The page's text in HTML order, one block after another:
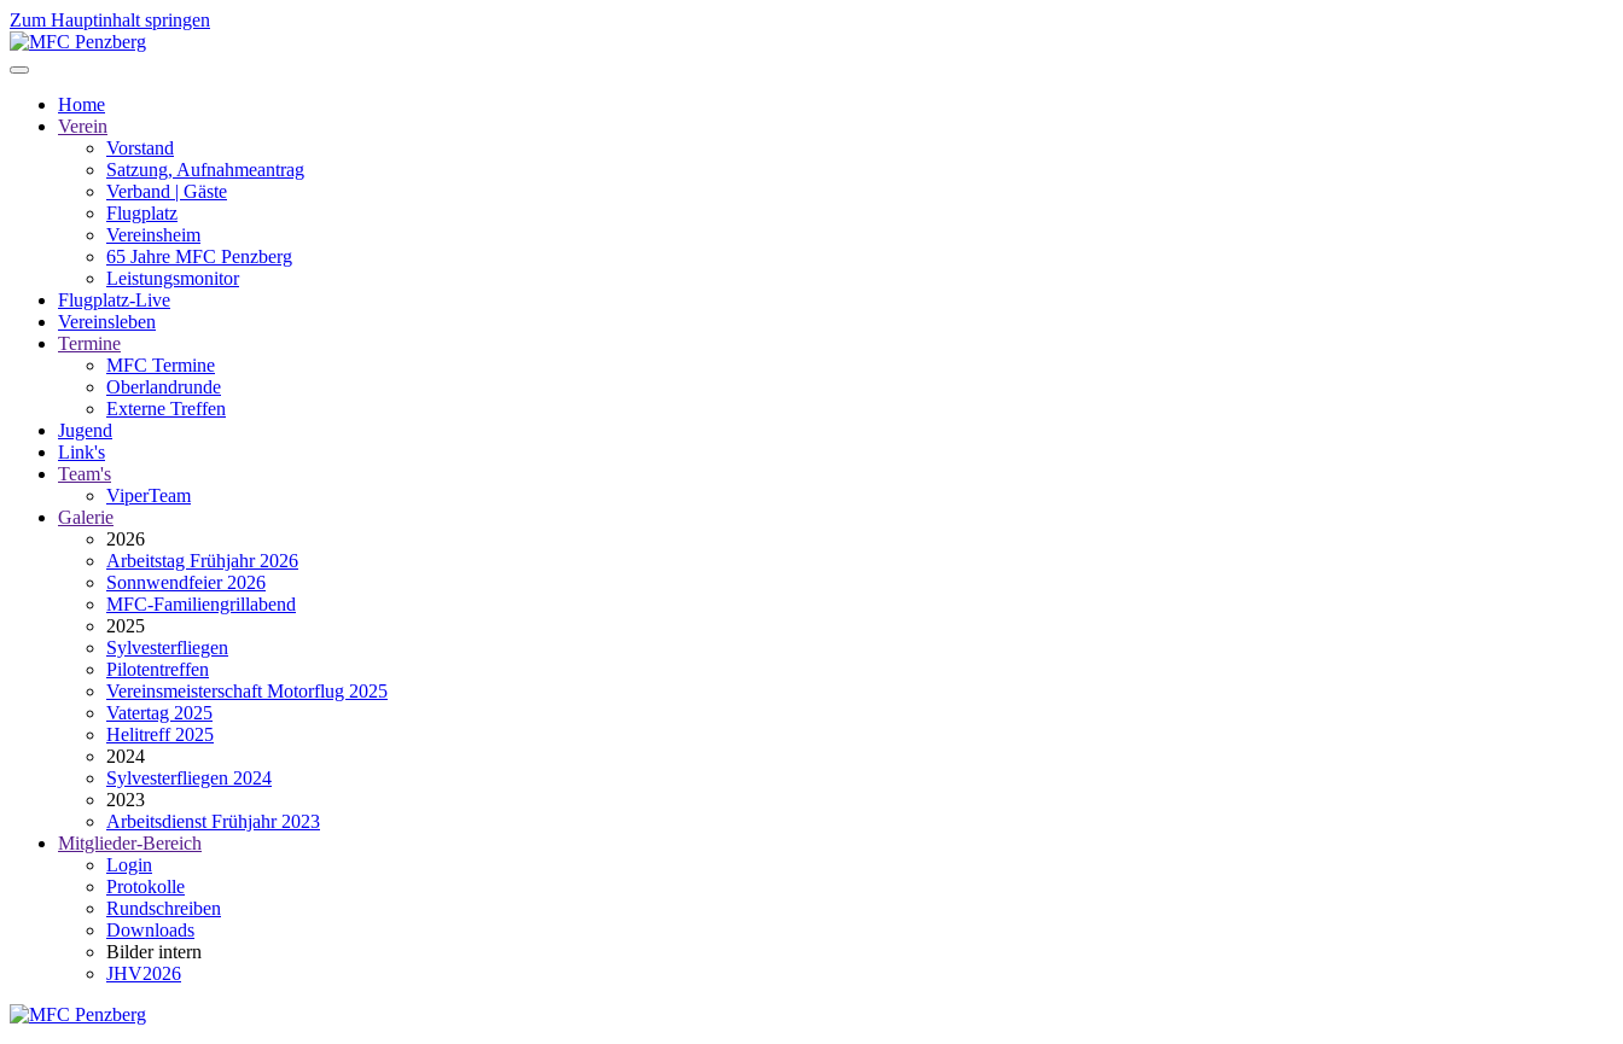
Zum Hauptinhalt springen
Home
Verein
Vorstand
Satzung, Aufnahmeantrag
Verband | Gäste
Flugplatz
Vereinsheim
65 Jahre MFC Penzberg
Leistungsmonitor
Flugplatz-Live
Vereinsleben
Termine
MFC Termine
Oberlandrunde
Externe Treffen
Jugend
Link's
Team's
ViperTeam
Galerie
2026
Arbeitstag Frühjahr 2026
Sonnwendfeier 2026
MFC-Familiengrillabend
2025
Sylvesterfliegen
Pilotentreffen
Vereinsmeisterschaft Motorflug 2025
Vatertag 2025
Helitreff 2025
2024
Sylvesterfliegen 2024
2023
Arbeitsdienst Frühjahr 2023
Mitglieder-Bereich
Login
Protokolle
Rundschreiben
Downloads
Bilder intern
JHV2026